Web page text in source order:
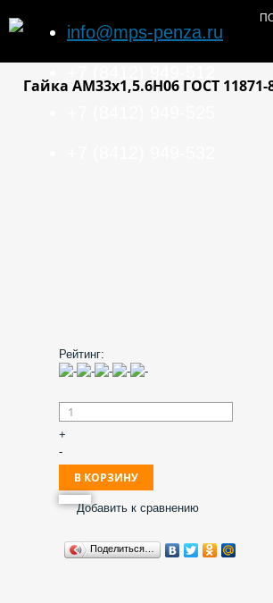
info@mps-penza.ru
Гайка АМ33х1,5.6Н06 ГОСТ 11871-
Рейтинг:
+
-
Добавить к сравнению
Поделиться…